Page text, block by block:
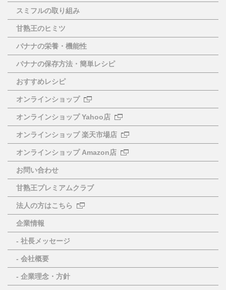
スミフルの取り組み
甘熟王のヒミツ
バナナの栄養・機能性
バナナの保存方法・簡単レシピ
おすすめレシピ
オンラインショップ
オンラインショップ Yahoo店
オンラインショップ 楽天市場店
オンラインショップ Amazon店
お問い合わせ
甘熟王プレミアムクラブ
法人の方はこちら
企業情報
- 社長メッセージ
- 会社概要
- 企業理念・方針